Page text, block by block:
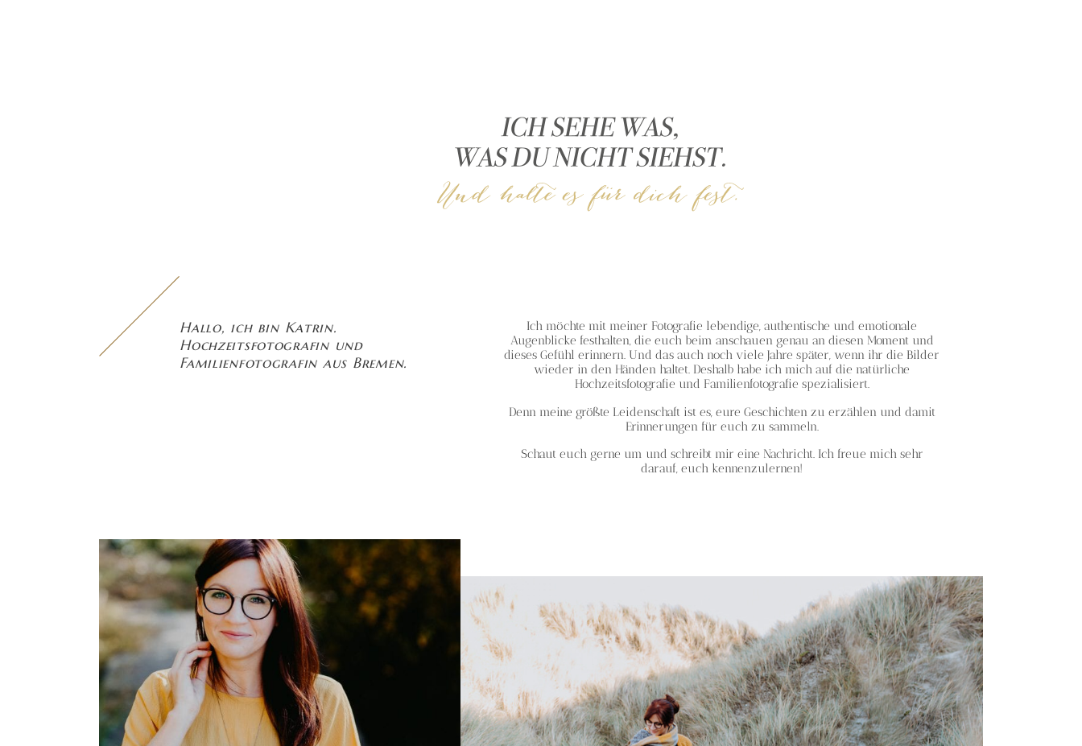
Hallo, ich bin Katrin.
Hochzeitsfotografin und
Familienfotografin aus Bremen.
Ich möchte mit meiner Fotografie lebendige, authentische und emotionale
Augenblicke festhalten, die euch beim anschauen genau an diesen Moment und
dieses Gefühl erinnern. Und das auch noch viele Jahre später, wenn ihr die Bilder
wieder in den Händen haltet. Deshalb habe ich mich auf die natürliche
Hochzeitsfotografie und Familienfotografie spezialisiert.
Denn meine größte Leidenschaft ist es, eure Geschichten zu erzählen und damit
Erinnerungen für euch zu sammeln.
Schaut euch gerne um und schreibt mir eine Nachricht. Ich freue mich sehr
darauf, euch kennenzulernen!